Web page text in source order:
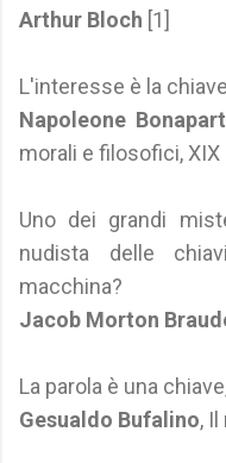
Arthur Bloch [1]
L'interesse è la
Napoleone
morali e filosofici, XIX
Uno dei grandi
nudista delle
macchina?
Jacob Morton
La parola è una
Gesualdo Bufalino,